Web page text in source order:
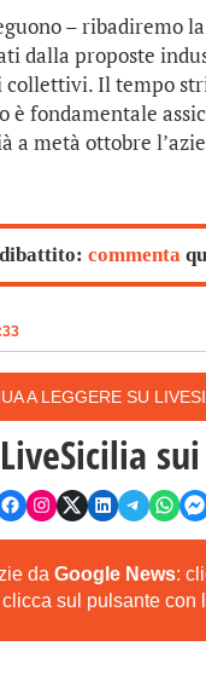
– ribadiremo
dalla proposte
Il tempo
è fondamentale
a metà ottobre
dibattito:commenta
A LEGGERE SU
da Google News:
sul pulsante con